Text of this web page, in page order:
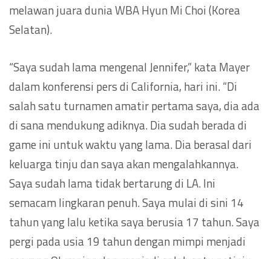
melawan juara dunia WBA Hyun Mi Choi (Korea
Selatan).
“Saya sudah lama mengenal Jennifer,” kata Mayer
dalam konferensi pers di California, hari ini. “Di
salah satu turnamen amatir pertama saya, dia ada
di sana mendukung adiknya. Dia sudah berada di
game ini untuk waktu yang lama. Dia berasal dari
keluarga tinju dan saya akan mengalahkannya.
Saya sudah lama tidak bertarung di LA. Ini
semacam lingkaran penuh. Saya mulai di sini 14
tahun yang lalu ketika saya berusia 17 tahun. Saya
pergi pada usia 19 tahun dengan mimpi menjadi